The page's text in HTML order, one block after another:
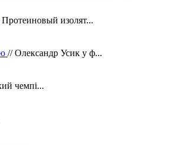
Протеиновый изолят...
// Олександр Усик у ф...
чемпі...